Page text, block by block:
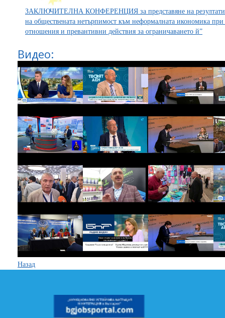
ЗАКЛЮЧИТЕЛНА КОНФЕРЕНЦИЯ за представяне на
на обществената нетърпимост към неформалната икономика при
отношения и превантивни действия за ограничаването й”
Видео:
Назад